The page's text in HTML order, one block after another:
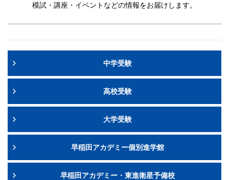
模試・講座・イベントなどの情報をお届けします。
中学受験
高校受験
大学受験
早稲田アカデミー個別進学館
早稲田アカデミー・東進衛星予備校